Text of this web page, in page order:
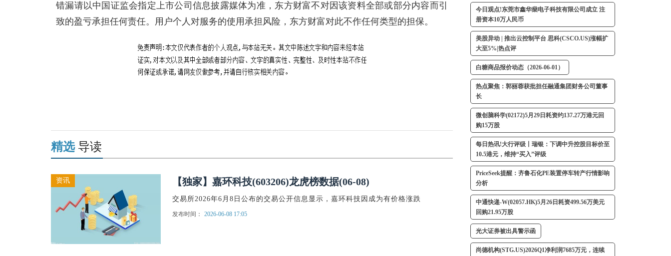
错漏请以中国证监会指定上市公司信息披露媒体为准，东方财富不对因该资料全部或部分内容而引
致的盈亏承担任何责任。用户个人对服务的使用承担风险，东方财富对此不作任何类型的担保。
精选导读
资讯 【独家】嘉环科技(603206)龙虎榜数据(06-08)
交易所2026年6月8日公布的交易公开信息显示，嘉环科技因成为有价格涨跌
发布时间： 2026-06-08 17:05
今日观点!东莞市鑫华燊电子科技有限公司成立 注
册资本10万人民币
美股异动 | 推出云控制平台 思科(CSCO.US)涨幅扩
大至5%|热点评
白糖商品报价动态（2026-06-01）
热点聚焦：郭丽蓉获批担任融通集团财务公司董事
长
微创脑科学(02172)5月29日耗资约137.27万港元回
购15万股
每日热讯!大行评级丨瑞银：下调中升控股目标价至
10.5港元，维持“买入”评级
PriceSeek提醒：齐鲁石化PE装置停车转产行情影响
分析
中通快递-W(02057.HK)5月26日耗资499.56万美元
回购21.95万股
光大证券被出具警示函
尚德机构(STG.US)2026Q1净利润7685万元，连续